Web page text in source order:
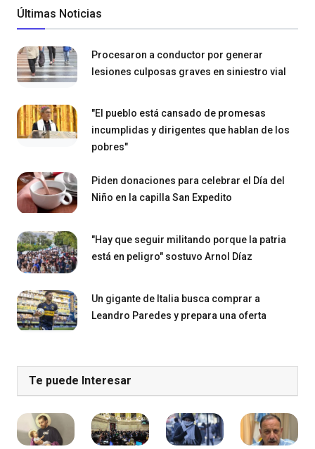
Últimas Noticias
Procesaron a conductor por generar
lesiones culposas graves en siniestro vial
"El pueblo está cansado de promesas
incumplidas y dirigentes que hablan de los
pobres"
Piden donaciones para celebrar el Día del
Niño en la capilla San Expedito
"Hay que seguir militando porque la patria
está en peligro" sostuvo Arnol Díaz
Un gigante de Italia busca comprar a
Leandro Paredes y prepara una oferta
Te puede Interesar